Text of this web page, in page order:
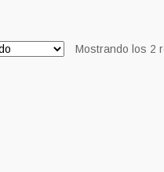
Mostrando los 2